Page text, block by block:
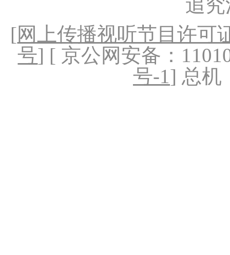
追
[网上传播视听节目许可
号] [ 京公网安备：
号-1] 总机